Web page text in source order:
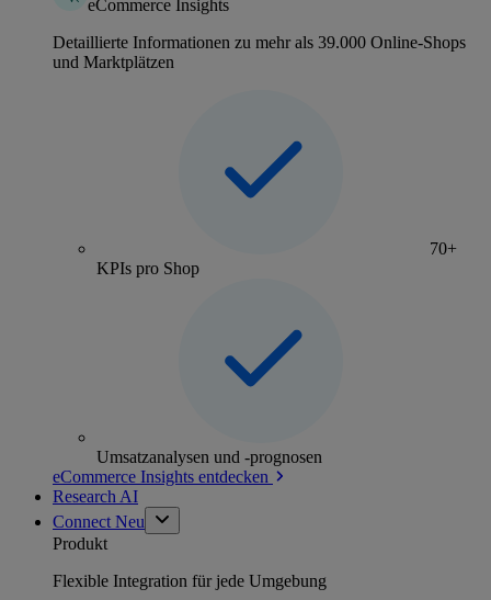
eCommerce Insights
Detaillierte Informationen zu mehr als 39.000 Online-Shops
und Marktplätzen
70+
KPIs pro Shop
Umsatzanalysen und -prognosen
eCommerce Insights entdecken
Research AI
Connect Neu
Produkt
Flexible Integration für jede Umgebung